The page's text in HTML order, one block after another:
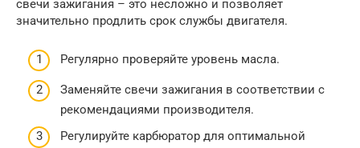
свечи зажигания – это несложно и позволяет
значительно продлить срок службы двигателя.
Регулярно проверяйте уровень масла.
Заменяйте свечи зажигания в соответствии с
рекомендациями производителя.
Регулируйте карбюратор для оптимальной